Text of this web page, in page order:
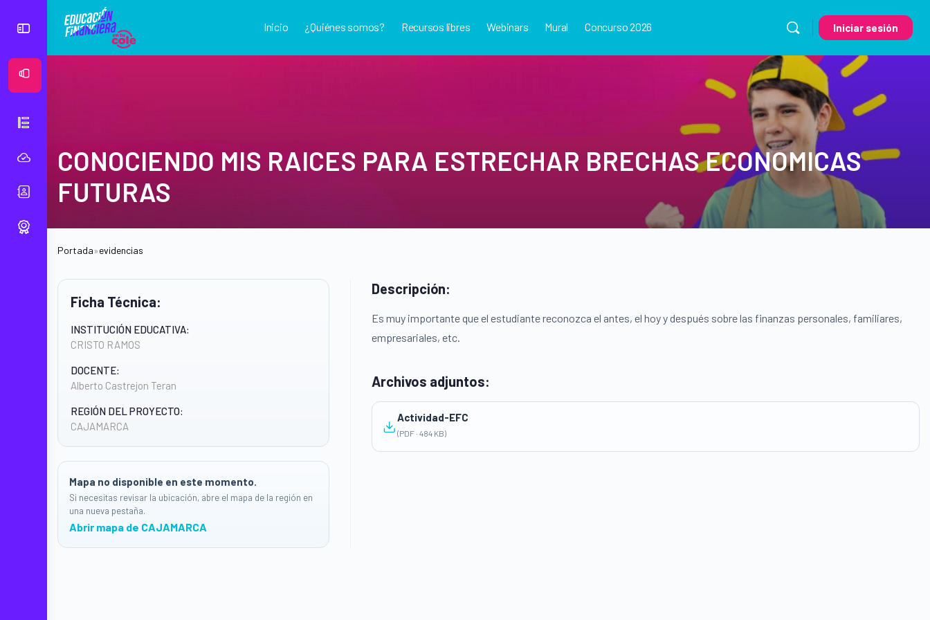
Inicio ¿Quiénes somos? Recursos libres Webinars Mural Concurso 2026 Iniciar sesión
CONOCIENDO MIS RAICES PARA ESTRECHAR BRECHAS ECONOMICAS
FUTURAS
Portada»evidencias
Ficha Técnica:
INSTITUCIÓN EDUCATIVA:
CRISTO RAMOS
DOCENTE:
Alberto Castrejon Teran
REGIÓN DEL PROYECTO:
CAJAMARCA
Mapa no disponible en este momento.
Si necesitas revisar la ubicación, abre el mapa de la región en
una nueva pestaña.
Abrir mapa de CAJAMARCA
Descripción:
Es muy importante que el estudiante reconozca el antes, el hoy y después sobre las finanzas personales, familiares,
empresariales, etc.
Archivos adjuntos:
Actividad-EFC
(PDF · 484 KB)